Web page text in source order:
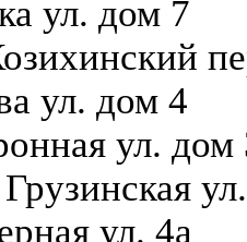
ул. дом 7
ул. дом 4
ул. дом
ул. 4а